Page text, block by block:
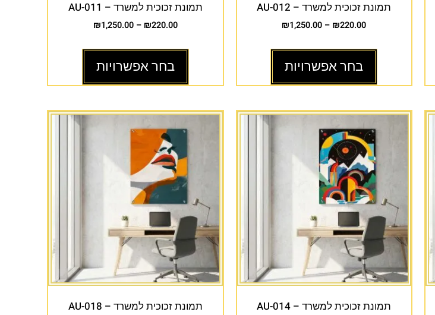
תמונת זכוכית למשרד – AU-012
₪220.00
–
₪1,250.00
בחר אפשרויות
תמונת זכוכית למשרד – AU-011
₪220.00
–
₪1,250.00
בחר אפשרויות
תמונת זכוכית למשרד – AU-014 תמונת זכוכית למשרד – AU-018